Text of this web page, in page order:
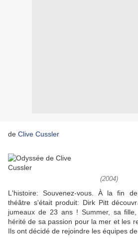
de Clive Cussler
(2004)
L'histoire: Souvenez-vous. À la fin
théâtre s'était produit: Dirk Pitt
jumeaux de 23 ans ! Summer, sa
hérité de sa passion pour la mer et les
Ils ont décidé de rejoindre les équipes de